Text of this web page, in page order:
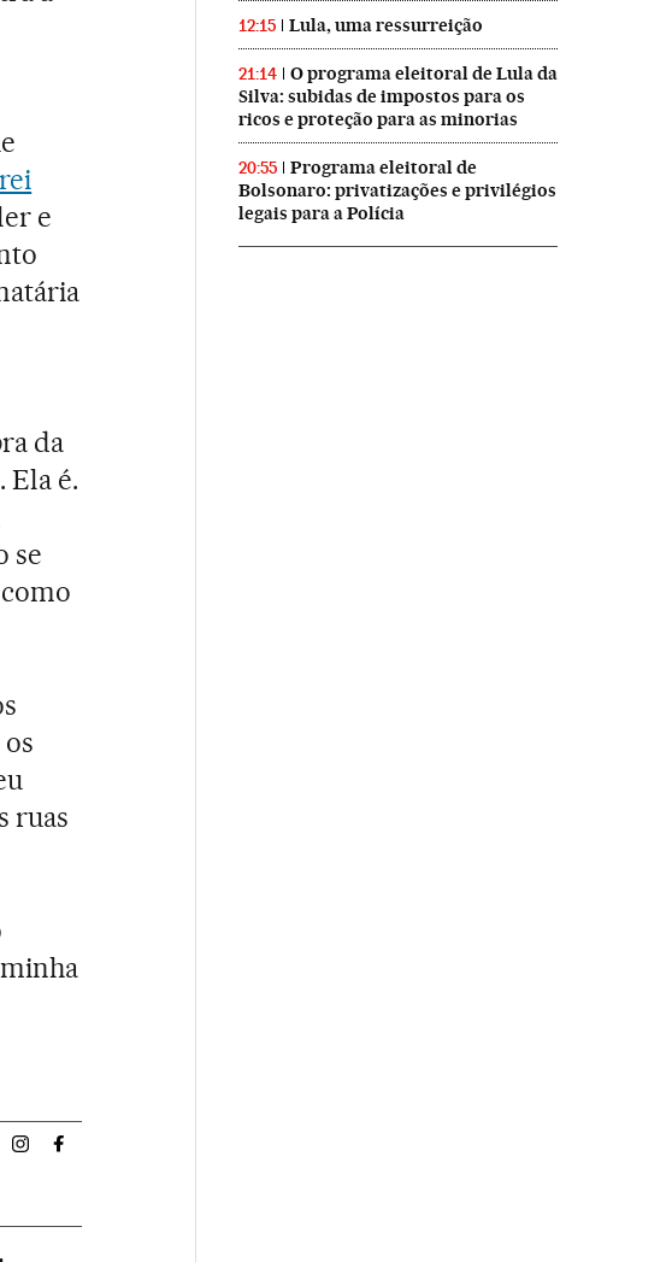
e
da
Ela é.
se
ruas
El País Brasil en Twitter
Opiniao El País Brasil en Instagram
Opiniao El País Brasil en Facebook
12:15 Lula, uma ressurreição
21:14
O programa eleitoral de Lula da
Silva: subidas de impostos para os
ricos e proteção para as minorias
20:55
Programa eleitoral de
Bolsonaro: privatizações e privilégios
legais para a Polícia